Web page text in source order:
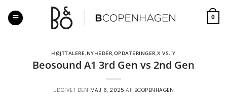
indhold
0
HØJTTALERE, NYHEDER,OPDATERINGER,X VS. Y
Beosound A1 3rd Gen vs 2nd Gen
UDGIVET DEN MAJ 6, 2025 AF BCOPENHAGEN